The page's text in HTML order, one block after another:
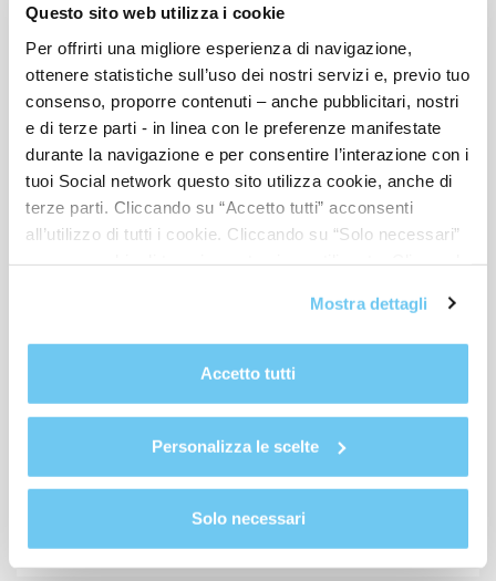
Questo sito web utilizza i cookie
Per offrirti una migliore esperienza di navigazione,
ottenere statistiche sull’uso dei nostri servizi e, previo tuo
consenso, proporre contenuti – anche pubblicitari, nostri
e di terze parti - in linea con le preferenze manifestate
durante la navigazione e per consentire l’interazione con i
tuoi Social network questo sito utilizza cookie, anche di
terze parti. Cliccando su “Accetto tutti” acconsenti
all’utilizzo di tutti i cookie. Cliccando su “Solo necessari”
propria volontà in relazione a ciascuna categoria di
cookie del sito. Per ulteriori informazioni consulta la
Mostra dettagli
Accetto tutti
Personalizza le scelte
Solo necessari
20-01-2020
obiettivi aziendali prefissati?
Siamo a inizio anno e per le aziende e i loro dipendenti è
LEGGI ARTICOLO